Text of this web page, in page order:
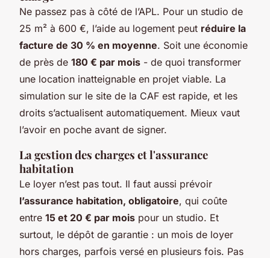
Ne passez pas à côté de l’APL. Pour un studio de
25 m² à 600 €, l’aide au logement peut réduire la
facture de 30 % en moyenne. Soit une économie
de près de 180 € par mois - de quoi transformer
une location inatteignable en projet viable. La
simulation sur le site de la CAF est rapide, et les
droits s’actualisent automatiquement. Mieux vaut
l’avoir en poche avant de signer.
La gestion des charges et l'assurance
habitation
Le loyer n’est pas tout. Il faut aussi prévoir
l’assurance habitation, obligatoire, qui coûte
entre 15 et 20 € par mois pour un studio. Et
surtout, le dépôt de garantie : un mois de loyer
hors charges, parfois versé en plusieurs fois. Pas